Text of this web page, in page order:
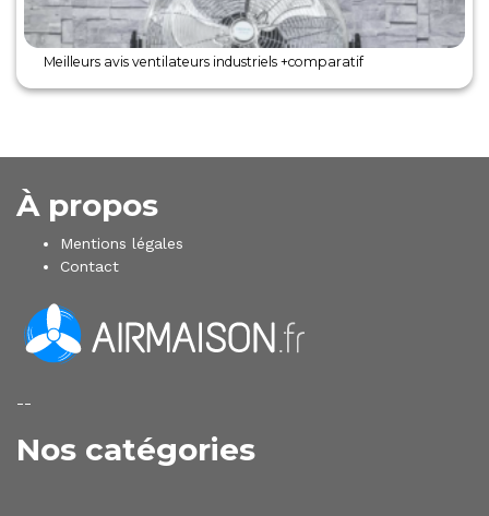
Meilleurs avis ventilateurs industriels +comparatif
À propos
Mentions légales
Contact
--
Nos catégories